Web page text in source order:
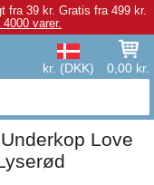
fra 39 kr. Gratis fra 499 kr.
varer.
kr. (DKK) 0,00 kr.
Love